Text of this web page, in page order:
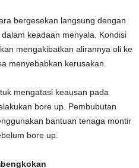
bergesekan langsung dengan
keadaan menyala. Kondisi
mengakibatkan alirannya oli ke
menyebabkan kerusakan.
mengatasi keausan pada
bore up. Pembubutan
bantuan tenaga montir
bore up.